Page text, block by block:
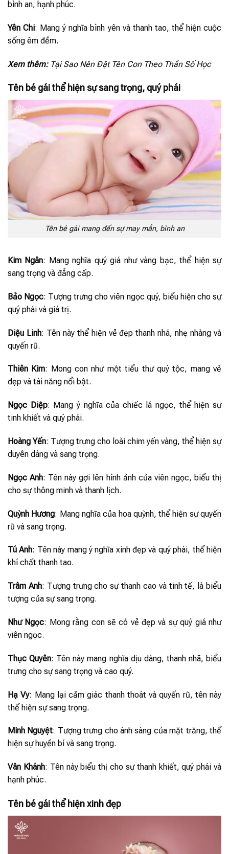
bình an, hạnh phúc.
Yên Chi: Mang ý nghĩa bình yên và thanh tao, thể hiện cuộc
sống êm đềm.
Xem thêm: Tại Sao Nên Đặt Tên Con Theo Thần Số Học
Tên bé gái thể hiện sự sang trọng, quý phái
Tên bé gái mang đến sự may mắn, bình an
Kim Ngân: Mang nghĩa quý giá như vàng bạc, thể hiện sự
sang trọng và đẳng cấp.
Bảo Ngọc: Tượng trưng cho viên ngọc quý, biểu hiện cho sự
quý phái và giá trị.
Diệu Linh: Tên này thể hiện vẻ đẹp thanh nhã, nhẹ nhàng và
quyến rũ.
Thiên Kim: Mong con như một tiểu thư quý tộc, mang vẻ
đẹp và tài năng nổi bật.
Ngọc Diệp: Mang ý nghĩa của chiếc lá ngọc, thể hiện sự
tinh khiết và quý phái.
Hoàng Yến: Tượng trưng cho loài chim yến vàng, thể hiện sự
duyên dáng và sang trọng.
Ngọc Anh: Tên này gợi lên hình ảnh của viên ngọc, biểu thị
cho sự thông minh và thanh lịch.
Quỳnh Hương: Mang nghĩa của hoa quỳnh, thể hiện sự quyến
rũ và sang trọng.
Tú Anh: Tên này mang ý nghĩa xinh đẹp và quý phái, thể hiện
khí chất thanh tao.
Trâm Anh: Tượng trưng cho sự thanh cao và tinh tế, là biểu
tượng của sự sang trọng.
Như Ngọc: Mong rằng con sẽ có vẻ đẹp và sự quý giá như
viên ngọc.
Thục Quyên: Tên này mang nghĩa dịu dàng, thanh nhã, biểu
trưng cho sự sang trọng và cao quý.
Hạ Vy: Mang lại cảm giác thanh thoát và quyến rũ, tên này
thể hiện sự sang trọng.
Minh Nguyệt: Tượng trưng cho ánh sáng của mặt trăng, thể
hiện sự huyền bí và sang trọng.
Vân Khánh: Tên này biểu thị cho sự thanh khiết, quý phái và
hạnh phúc.
Tên bé gái thể hiện xinh đẹp